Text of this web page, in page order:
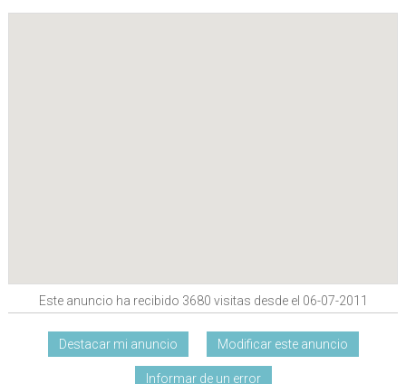
Este anuncio ha recibido 3680 visitas desde el 06-07-2011
Destacar mi anuncio Modificar este anuncio
Informar de un error